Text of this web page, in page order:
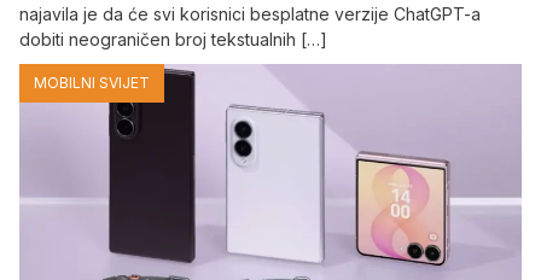
najavila je da će svi korisnici besplatne verzije ChatGPT-a
dobiti neograničen broj tekstualnih […]
MOBILNI SVIJET